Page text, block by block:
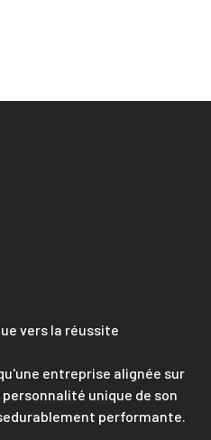
vers la réussite
entreprise alignée sur
unique de son
performante.